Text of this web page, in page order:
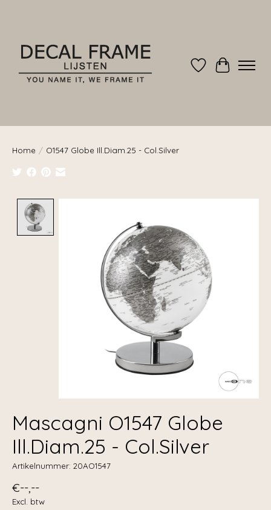
Verlanglijst
Home / O1547 Globe Ill.Diam.25 - Col.Silver
Mascagni O1547 Globe
Ill.Diam.25 - Col.Silver
Artikelnummer: 20AO1547
€--,--
Excl. btw